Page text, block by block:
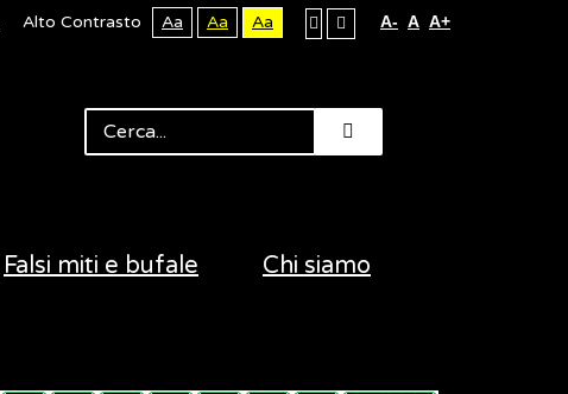
Alto Contrasto Aa Aa Aa A- A A+
Falsi miti e bufale Chi siamo